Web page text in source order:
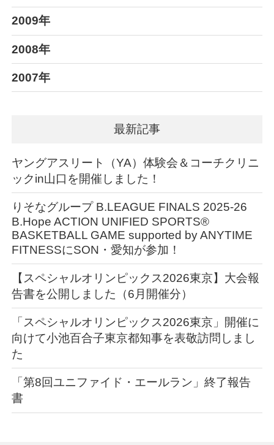
2009年
2008年
2007年
最新記事
ヤングアスリート（YA）体験会＆コーチクリニ
ックin山口を開催しました！
りそなグループ B.LEAGUE FINALS 2025-26
B.Hope ACTION UNIFIED SPORTS®︎
BASKETBALL GAME supported by ANYTIME
FITNESSにSON・愛知が参加！
【スペシャルオリンピックス2026東京】大会報
告書を公開しました（6月開催分）
「スペシャルオリンピックス2026東京」開催に
向けて小池百合子東京都知事を表敬訪問しまし
た
「第8回ユニファイド・エールラン」終了報告
書